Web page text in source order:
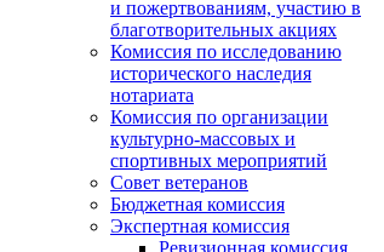
и пожертвованиям, участию в
благотворительных акциях
Комиссия по исследованию
исторического наследия
нотариата
Комиссия по организации
культурно-массовых и
спортивных мероприятий
Совет ветеранов
Бюджетная комиссия
Экспертная комиссия
Ревизионная комиссия